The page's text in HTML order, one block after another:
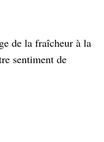
de la fraîcheur à la
sentiment de